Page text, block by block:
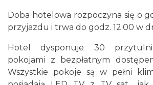
Doba hotelowa rozpoczyna się o
przyjazdu i trwa do godz. 12:00 w
Hotel dysponuje 30
pokojami z bezpłatnym
Wszystkie pokoje są w pełni